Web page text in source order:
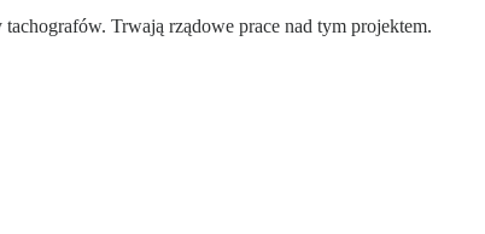
Trwają rządowe prace nad tym projektem.